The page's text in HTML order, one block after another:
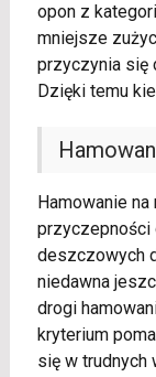
opon z
mniejsze
przyczynia się
Dzięki temu
Hamowanie
przyczepności
deszczowych
niedawna
drogi
kryterium
się w trudnych